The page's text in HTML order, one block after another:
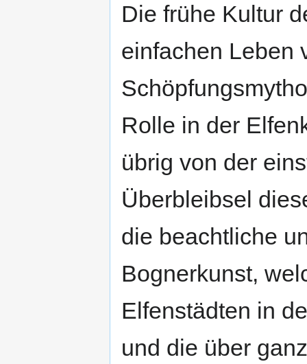
Die frühe Kultur
einfachen Leben
Rolle in der
übrig von der
Überbleibsel
die beachtliche
Bognerkunst,
Elfenstädten in
und die über